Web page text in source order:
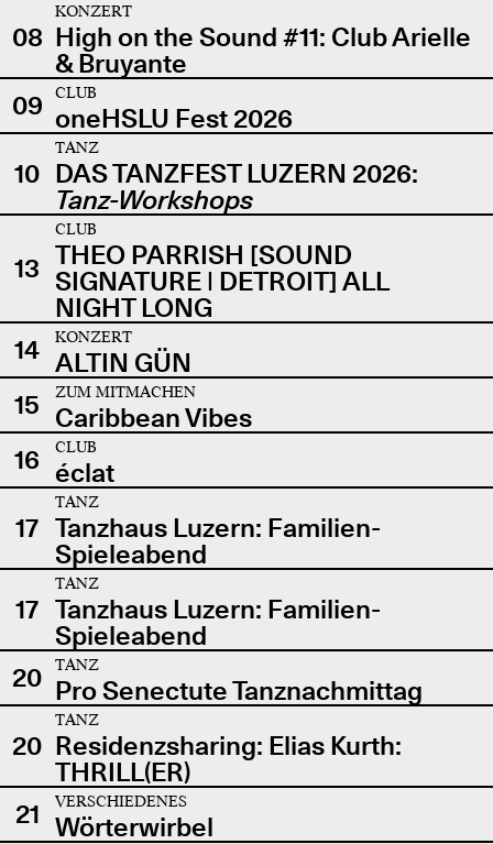
08
KONZERT
High on the Sound #11: Club Arielle
& Bruyante
09
CLUB
oneHSLU Fest 2026
10
TANZ
DAS TANZFEST LUZERN 2026:
Tanz-Workshops
13
CLUB
THEO PARRISH [SOUND
SIGNATURE | DETROIT] ALL
NIGHT LONG
14
KONZERT
ALTIN GÜN
15
ZUM MITMACHEN
Caribbean Vibes
16
CLUB
éclat
17
TANZ
Tanzhaus Luzern: Familien-
Spieleabend
17
TANZ
Tanzhaus Luzern: Familien-
Spieleabend
20
TANZ
Pro Senectute Tanznachmittag
20
TANZ
Residenzsharing: Elias Kurth:
THRILL(ER)
21
VERSCHIEDENES
Wörterwirbel